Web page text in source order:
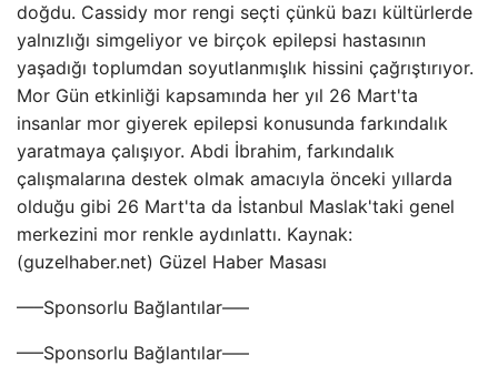
doğdu. Cassidy mor rengi seçti çünkü bazı kültürlerde
yalnızlığı simgeliyor ve birçok epilepsi hastasının
yaşadığı toplumdan soyutlanmışlık hissini çağrıştırıyor.
Mor Gün etkinliği kapsamında her yıl 26 Mart'ta
insanlar mor giyerek epilepsi konusunda farkındalık
yaratmaya çalışıyor. Abdi İbrahim, farkındalık
çalışmalarına destek olmak amacıyla önceki yıllarda
olduğu gibi 26 Mart'ta da İstanbul Maslak'taki genel
merkezini mor renkle aydınlattı. Kaynak:
(guzelhaber.net) Güzel Haber Masası
—–Sponsorlu Bağlantılar—–
—–Sponsorlu Bağlantılar—–